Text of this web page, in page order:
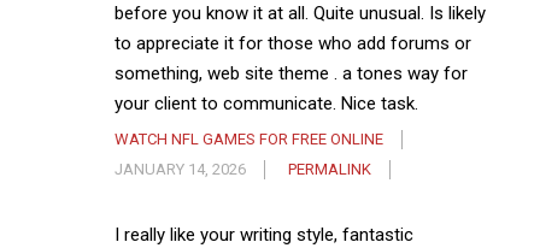
before you know it at all. Quite unusual. Is likely
to appreciate it for those who add forums or
something, web site theme . a tones way for
your client to communicate. Nice task.
WATCH NFL GAMES FOR FREE ONLINE
JANUARY 14, 2026
PERMALINK
I really like your writing style, fantastic